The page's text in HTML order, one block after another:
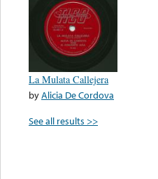
La Mulata Callejera
byAlicia De Cordova
See all results >>